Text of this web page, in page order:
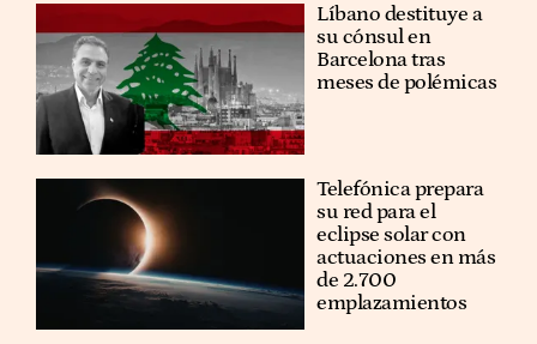
Líbano destituye a
su cónsul en
Barcelona tras
meses de polémicas
Telefónica prepara
su red para el
eclipse solar con
actuaciones en más
de 2.700
emplazamientos